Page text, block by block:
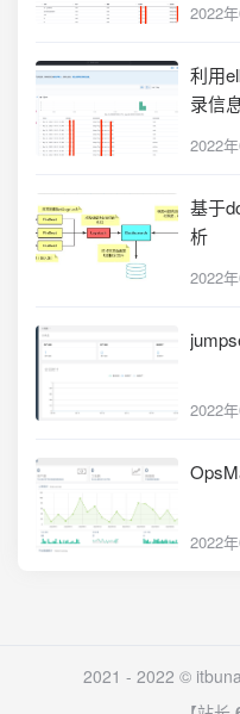
2022
利用
录信
2022
基于
析
2022
2022
2022
2021 - 2022 ©